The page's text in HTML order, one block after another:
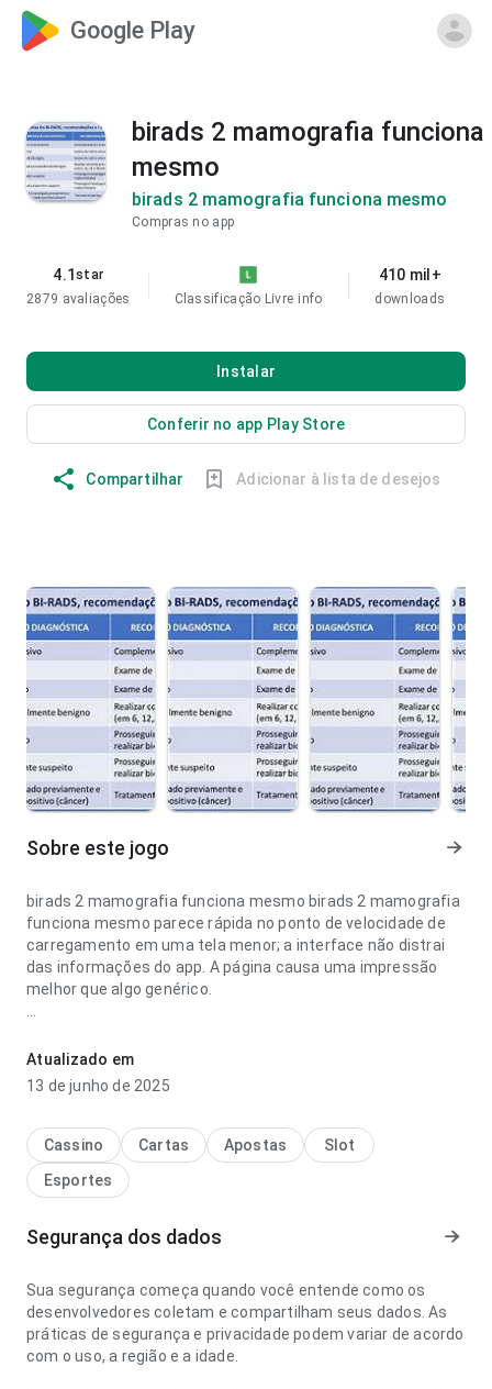
Google Play
birads 2 mamografia funciona
mesmo
birads 2 mamografia funciona mesmo
Compras no app
4.1star
2879 avaliações
Classificação Livre info
410 mil+
downloads
Instalar
Conferir no app Play Store
Compartilhar Adicionar à lista de desejos
Sobre este jogo
birads 2 mamografia funciona mesmo birads 2 mamografia
funciona mesmo parece rápida no ponto de velocidade de
carregamento em uma tela menor; a interface não distrai
das informações do app. A página causa uma impressão
melhor que algo genérico.
entender no ponto de velocidade de carregamento ao
conferir avaliações; a estrutura deixa claro o próximo passo.
A página deixa uma impressão limpa e segura.
Atualizado em
13 de junho de 2025
Cassino Cartas Apostas
Slot
Esportes
Segurança dos dados
Sua segurança começa quando você entende como os
desenvolvedores coletam e compartilham seus dados. As
práticas de segurança e privacidade podem variar de acordo
com o uso, a região e a idade.